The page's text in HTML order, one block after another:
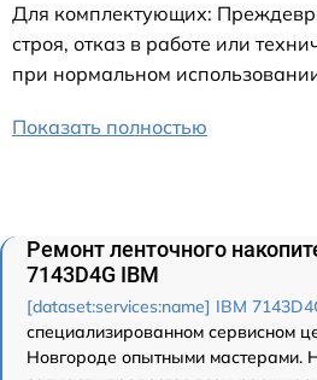
Для комплектующих:
строя, отказ в работе или
при нормальном
Показать полностью
Ремонт ленточного
7143D4G IBM
[dataset:services:name] IBM
специализированном сервисном
Новгороде опытными мастерами.